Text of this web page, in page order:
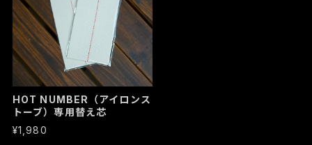
HOT NUMBER（アイロンス
トーブ）専用替え芯
¥1,980